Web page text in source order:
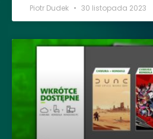
Piotr Dudek 30 listopada 2023